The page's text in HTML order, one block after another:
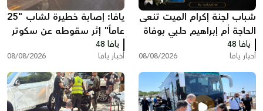
شباب لجنة إكرام الميت تنعى
الحاجة أم إبراهيم حلبي بوفاة
والدتها الحاجة أم علي
يافا 48
أخبار يافا 08/08/2026
يافا: إصابة خطيرة لشاب "25
عاماً" إثر سقوطه عن سكوتر
كهربائي
يافا 48
أخبار يافا 08/08/2026